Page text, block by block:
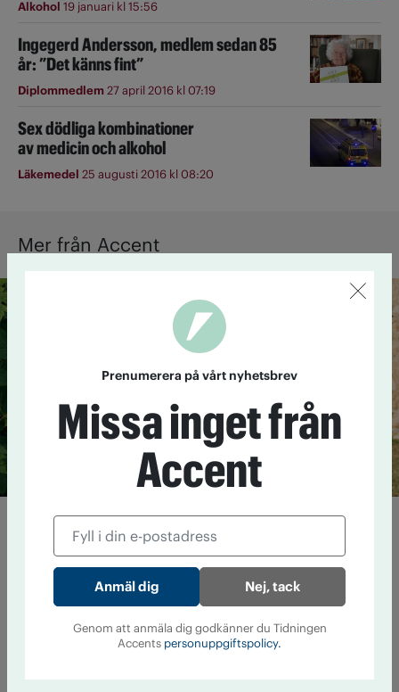
Alkohol 19 januari kl 15:56
Ingegerd Andersson, medlem sedan 85
år: ”Det känns fint”
Diplommedlem27 april 2016 kl 07:19
Sex dödliga kombinationer
av medicin och alkohol
Läkemedel 25 augusti 2016 kl 08:20
Mer från Accent
"Det är ett ställningstagande"
5 augusti 20:13Alexandra Pascalidou har aktivt ifrågasatt
alkoholkulturen. Nu har hon tagit fram ett alkoholfritt
mousserande vin i samarbete med en alkoholtillverkare. Vi
kontaktade henne för att fråga hur hon resonerar kring det.
Cannabis i gråzonen – från läkemedel
till livsstil
Prenumerera på vårt nyhetsbrev
Missa inget från
Accent
Nej, tack
Genom att anmäla dig godkänner du Tidningen
Accents personuppgiftspolicy.